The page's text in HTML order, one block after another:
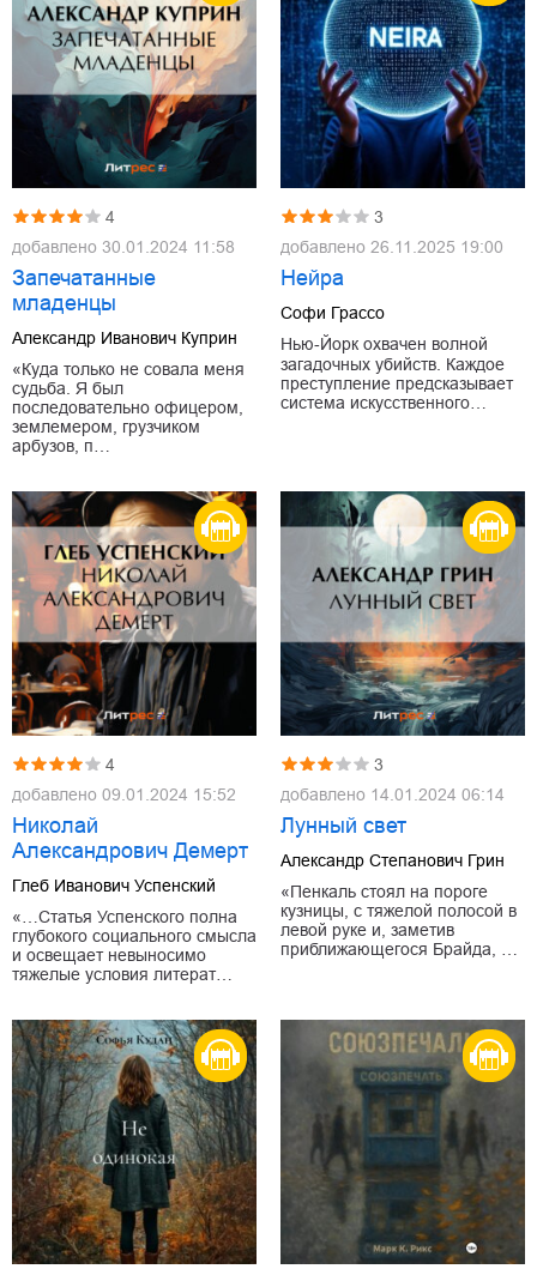
4
добавлено 30.01.2024 11:58
Запечатанные
младенцы
Александр Иванович Куприн
«Куда только не совала меня
судьба. Я был
последовательно офицером,
землемером, грузчиком
арбузов, п…
3
добавлено 26.11.2025 19:00
Нейра
Софи Грассо
Нью‑Йорк охвачен волной
загадочных убийств. Каждое
преступление предсказывает
система искусственного…
4
добавлено 09.01.2024 15:52
Николай
Александрович Демерт
Глеб Иванович Успенский
«…Статья Успенского полна
глубокого социального смысла
и освещает невыносимо
тяжелые условия литерат…
3
добавлено 14.01.2024 06:14
Лунный свет
Александр Степанович Грин
«Пенкаль стоял на пороге
кузницы, с тяжелой полосой в
левой руке и, заметив
приближающегося Брайда, …